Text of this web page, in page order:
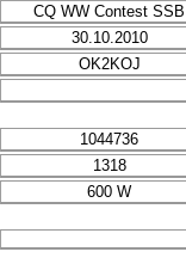
CQ WW Contest SSB
30.10.2010
OK2KOJ
1044736
1318
600 W